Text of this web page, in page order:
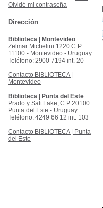
Olvidé mi contraseña
Dirección
Biblioteca | Montevideo
Zelmar Michelini 1220 C.P
11100 - Montevideo - Uruguay
Teléfono: 2900 7194 int. 20
Contacto BIBLIOTECA |
Montevideo
Biblioteca | Punta del Este
Prado y Salt Lake, C.P 20100
Punta del Este - Uruguay
Teléfono: 4249 66 12 int. 103
Contacto BIBLIOTECA | Punta
del Este